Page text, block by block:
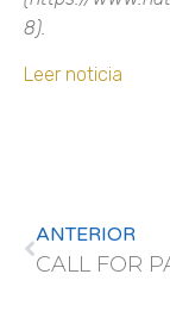
8).
Leer noticia
ANTERIOR